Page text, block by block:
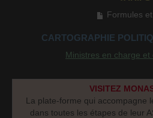
Formules
CARTOGRAPHIE
Ministres en charge et
VISITEZ
La plate-forme qui accompagne
dans toutes les étapes de leur